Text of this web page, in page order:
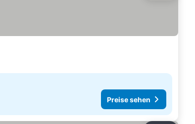
Preise sehen